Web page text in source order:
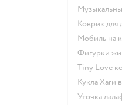
Коврик для
Мобиль на
Фигурки
Tiny Love
Кукла Хаги
Уточка